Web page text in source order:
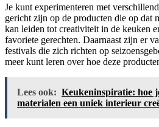
Je kunt experimenteren met
gericht zijn op de producten die op dat
kan leiden tot creativiteit in de keuken
favoriete gerechten. Daarnaast zijn er
festivals die zich richten op
meer kunt leren over hoe deze
Lees ook: Keukeninspiratie: hoe
materialen een uniek interieur